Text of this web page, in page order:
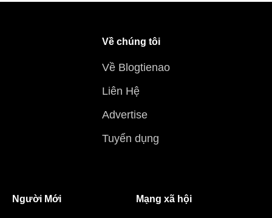
Về chúng tôi
Về Blogtienao
Liên Hệ
Advertise
Tuyển dụng
Người Mới Mạng xã hội